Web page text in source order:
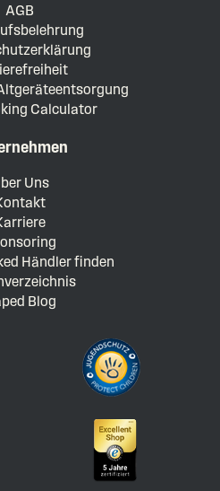
AGB
Calculator
Uns
Händler finden
Blog